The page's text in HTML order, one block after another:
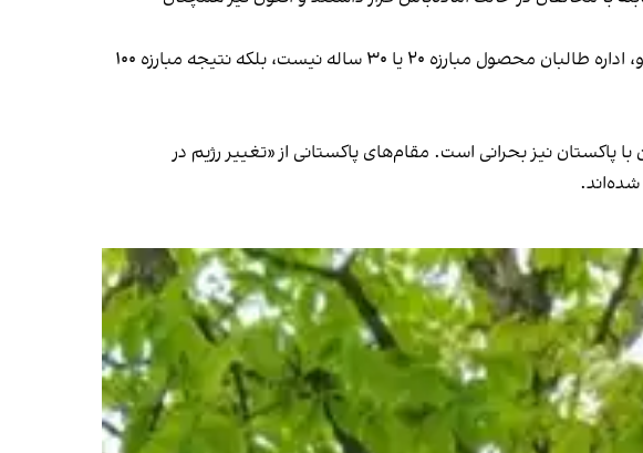
او مدعی شد که طالبان یک اداره سطحی نیست، بلکه در قریه‌ها و سراسر افغانستان ریشه دارد. به گفته او، اداره طالبان محصول مبارزه ۲۰ یا ۳۰ ساله نیست، بلکه نتیجه مبارزه ۱۰۰
پاکستان نیز بحرانی است. مقام‌های پاکستانی از «تغییر رژیم در